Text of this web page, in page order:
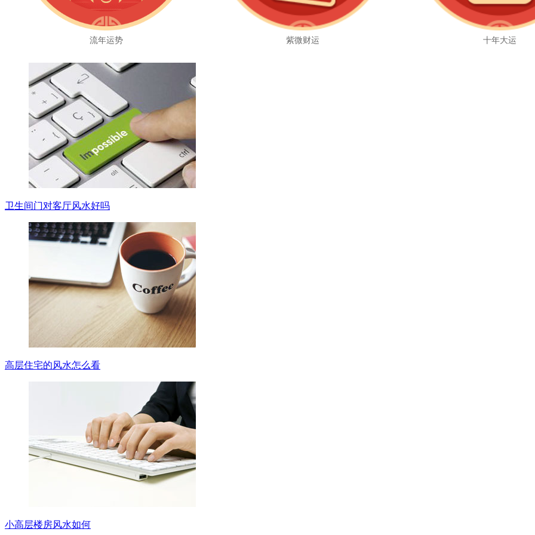
流年运势 紫微财运 十年大运
卫生间门对客厅风水好吗
高层住宅的风水怎么看
小高层楼房风水如何